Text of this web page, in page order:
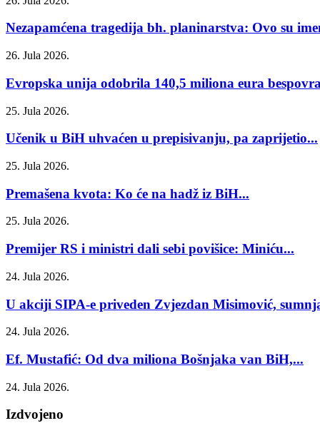
Nezapamćena tragedija bh. planinarstva: Ovo su
26. Jula 2026.
Evropska unija odobrila 140,5 miliona eura
25. Jula 2026.
Učenik u BiH uhvaćen u prepisivanju, pa zaprijetio...
25. Jula 2026.
Premašena kvota: Ko će na hadž iz BiH...
25. Jula 2026.
Premijer RS i ministri dali sebi povišice: Miniću...
24. Jula 2026.
U akciji SIPA-e priveden Zvjezdan Misimović,
24. Jula 2026.
Ef. Mustafić: Od dva miliona Bošnjaka van BiH,...
24. Jula 2026.
Izdvojeno